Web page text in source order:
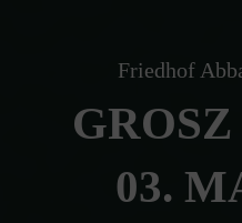
Friedhof
03.